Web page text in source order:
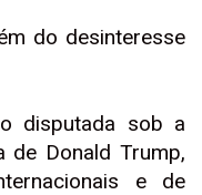
do desinteresse
disputada sob a
de Donald Trump,
e de